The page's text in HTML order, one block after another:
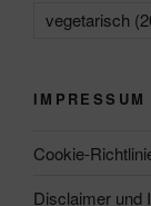
vegetarisch
IMPRESSUM
Cookie-
Disclaimer und